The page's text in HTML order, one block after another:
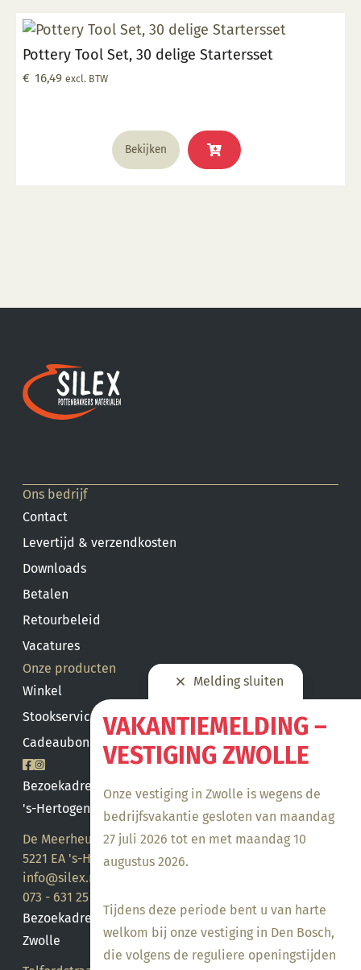
Melding sluiten
VAKANTIEMELDING –
VESTIGING ZWOLLE
Onze vestiging in Zwolle is wegens de
bedrijfsvakantie gesloten van maandag
27 juli 2026 tot en met maandag 10
augustus 2026.
Tijdens deze periode bent u van harte
welkom bij onze vestiging in Den Bosch,
die volgens de reguliere openingstijden
Pottery Tool Set, 30 delige Startersset
€ 16,49 excl. BTW
Bekijken
Ons bedrijf
Contact
Levertijd & verzendkosten
Downloads
Betalen
Retourbeleid
Vacatures
Onze producten
Winkel
Stookservice
Cadeaubon saldo
Bezoekadres
's-Hertogenbosch
De Meerheuvel 21
5221 EA 's-Hertogenbosch
info@silex.nl
073 - 631 25 28
Bezoekadres
Zwolle